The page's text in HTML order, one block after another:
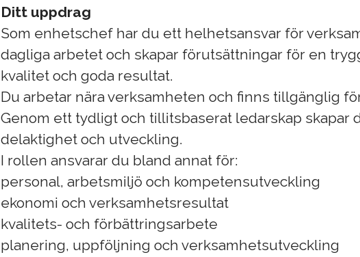
Ditt uppdrag
Som enhetschef har du ett helhetsansvar för
dagliga arbetet och skapar förutsättningar för en
kvalitet och goda resultat.
Du arbetar nära verksamheten och finns tillgänglig
Genom ett tydligt och tillitsbaserat ledarskap skapar
delaktighet och utveckling.
I rollen ansvarar du bland annat för:
personal, arbetsmiljö och kompetensutveckling
ekonomi och verksamhetsresultat
kvalitets- och förbättringsarbete
planering, uppföljning och verksamhetsutveckling